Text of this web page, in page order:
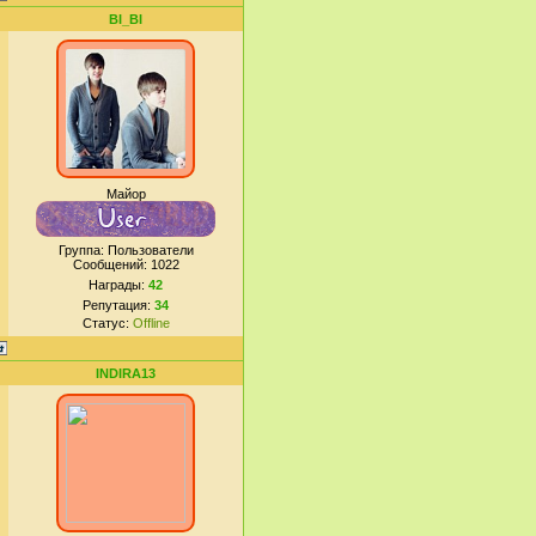
BI_BI
Майор
Группа: Пользователи
Сообщений: 1022
Награды: 42
Репутация: 34
Статус: Offline
INDIRA13